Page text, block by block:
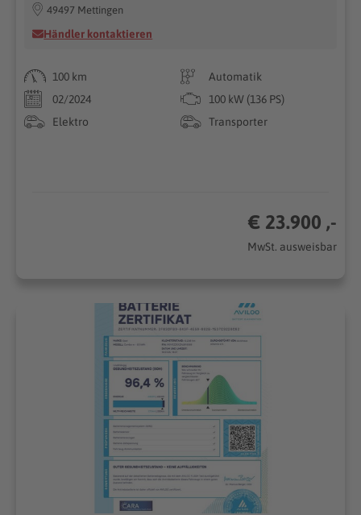
49497 Mettingen
Händler kontaktieren
100 km
Automatik
02/2024
100 kW (136 PS)
Elektro
Transporter
€ 23.900 ,-
MwSt. ausweisbar